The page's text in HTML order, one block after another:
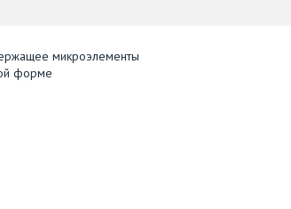
микроэлементы
форме